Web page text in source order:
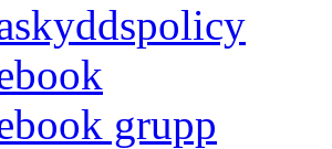
grupp